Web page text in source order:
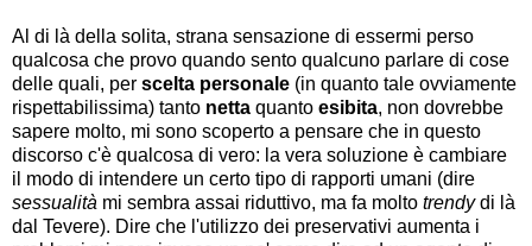
Al di là della solita, strana sensazione di essermi perso
qualcosa che provo quando sento qualcuno parlare di cose
delle quali, per scelta personale (in quanto tale ovviamente
rispettabilissima) tanto netta quanto esibita, non dovrebbe
sapere molto, mi sono scoperto a pensare che in questo
discorso c'è qualcosa di vero: la vera soluzione è cambiare
il modo di intendere un certo tipo di rapporti umani (dire
sessualità mi sembra assai riduttivo, ma fa molto trendydi là
dal Tevere). Dire che l'utilizzo dei preservativi aumenta i